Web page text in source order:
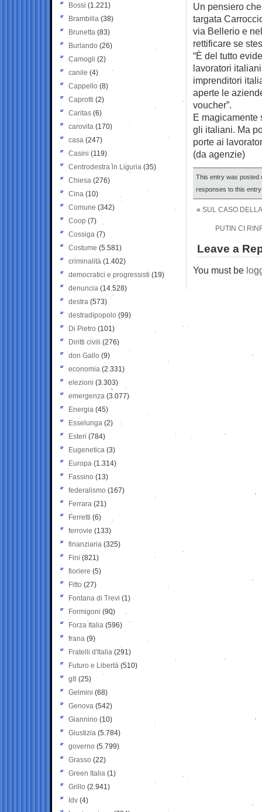
Un pensiero
targata
via Bellerio e
rettificare se
“È del tutto
lavoratori
imprenditori
aperte le
voucher”.
E magicamente
gli italiani. Ma
porte ai
(da agenzie)
This entry was posted
responses to this
« SUL CASO
PUTIN CI
Leave a
You must be
Bossi (1.221)
Brambilla (38)
Brunetta (83)
Burlando (26)
Camogli (2)
canile (4)
Cappello (8)
Caprotti (2)
Caritas (6)
carovita (170)
casa (247)
Casini (119)
Centrodestra in Liguria (35)
Chiesa (276)
Cina (10)
Comune (342)
Coop (7)
Cossiga (7)
Costume (5.581)
criminalità (1.402)
democratici e progressisti (19)
denuncia (14.528)
destra (573)
destradipopolo (99)
Di Pietro (101)
Diritti civili (276)
don Gallo (9)
economia (2.331)
elezioni (3.303)
emergenza (3.077)
Energia (45)
Esselunga (2)
Esteri (784)
Eugenetica (3)
Europa (1.314)
Fassino (13)
federalismo (167)
Ferrara (21)
Ferretti (6)
ferrovie (133)
finanziaria (325)
Fini (821)
fioriere (5)
Fitto (27)
Fontana di Trevi (1)
Formigoni (90)
Forza Italia (596)
frana (9)
Fratelli d'Italia (291)
Futuro e Libertà (510)
g8 (25)
Gelmini (68)
Genova (542)
Giannino (10)
Giustizia (5.784)
governo (5.799)
Grasso (22)
Green Italia (1)
Grillo (2.941)
Idv (4)